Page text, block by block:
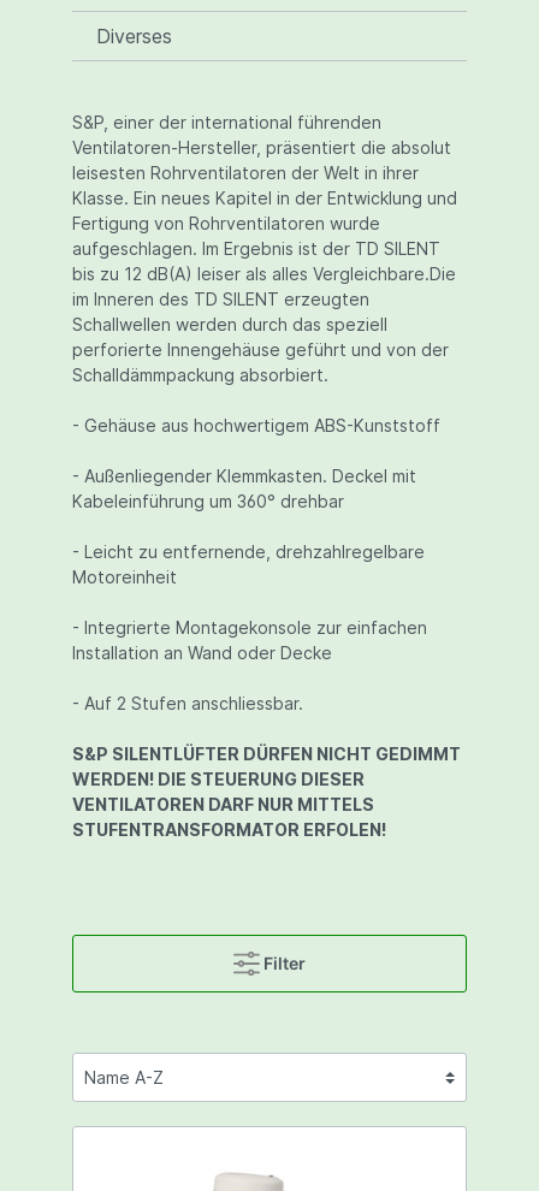
Diverses
S&P, einer der international führenden
Ventilatoren-Hersteller, präsentiert die absolut
leisesten Rohrventilatoren der Welt in ihrer
Klasse. Ein neues Kapitel in der Entwicklung und
Fertigung von Rohrventilatoren wurde
aufgeschlagen. Im Ergebnis ist der TD SILENT
bis zu 12 dB(A) leiser als alles Vergleichbare.Die
im Inneren des TD SILENT erzeugten
Schallwellen werden durch das speziell
perforierte Innengehäuse geführt und von der
Schalldämmpackung absorbiert.
- Gehäuse aus hochwertigem ABS-Kunststoff
- Außenliegender Klemmkasten. Deckel mit
Kabeleinführung um 360° drehbar
- Leicht zu entfernende, drehzahlregelbare
Motoreinheit
- Integrierte Montagekonsole zur einfachen
Installation an Wand oder Decke
- Auf 2 Stufen anschliessbar.
S&P SILENTLÜFTER DÜRFEN NICHT GEDIMMT
WERDEN! DIE STEUERUNG DIESER
VENTILATOREN DARF NUR MITTELS
STUFENTRANSFORMATOR ERFOLEN!
Filter